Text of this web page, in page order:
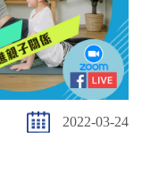
2022-03-24